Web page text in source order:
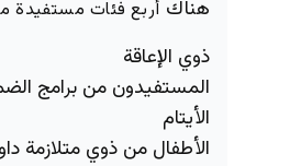
هناك أربع فئات مستفيدة
ذوي الإعاقة
المستفيدون من برامج
الأيتام
الأطفال من ذوي متلازمة